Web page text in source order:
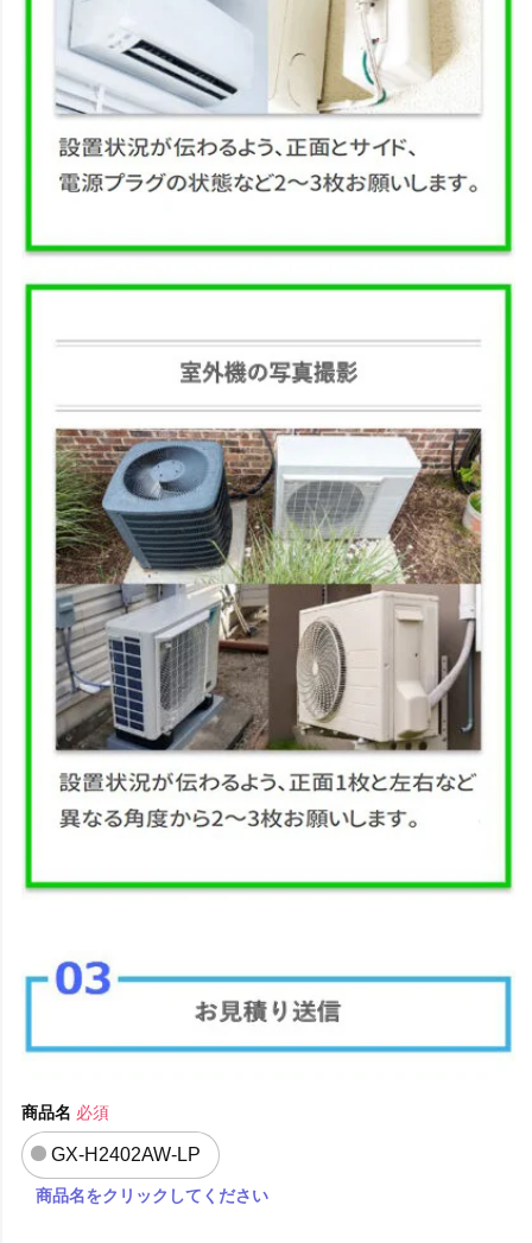
商品名 必須
GX-H2402AW-LP
商品名をクリックしてください